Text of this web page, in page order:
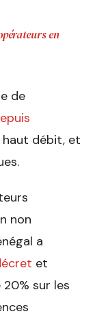
en
de
haut débit, et
non
a
et
20% sur les